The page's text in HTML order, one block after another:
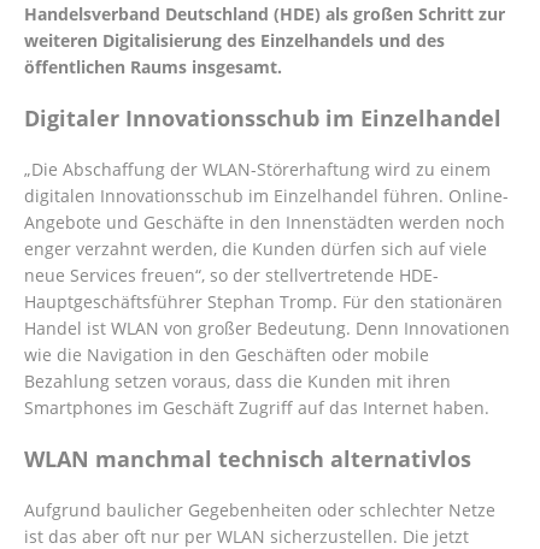
Handelsverband Deutschland (HDE) als großen Schritt zur
weiteren Digitalisierung des Einzelhandels und des
öffentlichen Raums insgesamt.
Digitaler Innovationsschub im Einzelhandel
„Die Abschaffung der WLAN-Störerhaftung wird zu einem
digitalen Innovationsschub im Einzelhandel führen. Online-
Angebote und Geschäfte in den Innenstädten werden noch
enger verzahnt werden, die Kunden dürfen sich auf viele
neue Services freuen“, so der stellvertretende HDE-
Hauptgeschäftsführer Stephan Tromp. Für den stationären
Handel ist WLAN von großer Bedeutung. Denn Innovationen
wie die Navigation in den Geschäften oder mobile
Bezahlung setzen voraus, dass die Kunden mit ihren
Smartphones im Geschäft Zugriff auf das Internet haben.
WLAN manchmal technisch alternativlos
Aufgrund baulicher Gegebenheiten oder schlechter Netze
ist das aber oft nur per WLAN sicherzustellen. Die jetzt